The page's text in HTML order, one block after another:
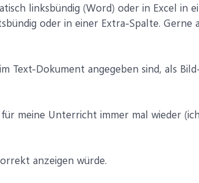
linksbündig (Word) oder in Excel in
oder in einer Extra-Spalte. Gerne
Text-Dokument angegeben sind, als
meine Unterricht immer mal wieder
anzeigen würde.